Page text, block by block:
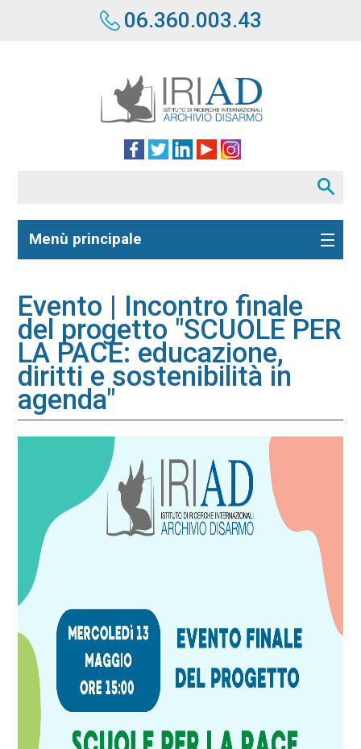
06.360.003.43
Menù principale
Evento | Incontro finale
del progetto "SCUOLE PER
LA PACE: educazione,
diritti e sostenibilità in
agenda"